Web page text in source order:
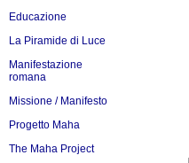
Educazione
La Piramide di Luce
Manifestazione
romana
Missione / Manifesto
Progetto Maha
The Maha Project